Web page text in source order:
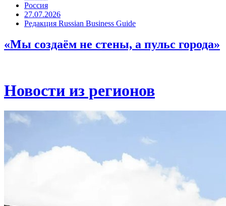
Россия
27.07.2026
Редакция Russian Business Guide
«Мы создаём не стены, а пульс города»
Новости из регионов